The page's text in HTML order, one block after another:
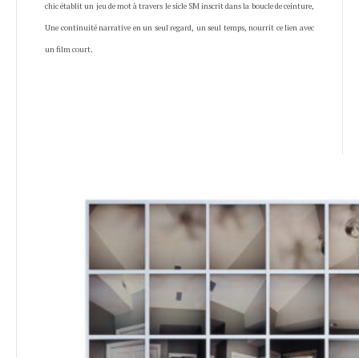
chic établit un jeu de mot à travers le sicle SM inscrit dans la boucle de ceinture,
Une continuité narrative en un seul regard, un seul temps, nourrit ce lien avec
un film court.